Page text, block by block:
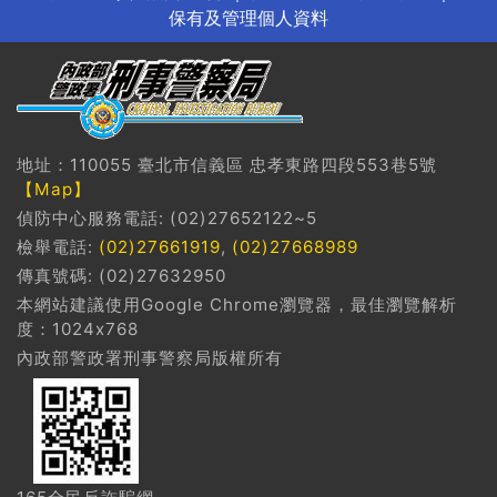
保有及管理個人資料
地址：110055 臺北市信義區 忠孝東路四段553巷5號
【Map】
偵防中心服務電話: (02)27652122~5
檢舉電話: (02)27661919, (02)27668989
傳真號碼: (02)27632950
本網站建議使用Google Chrome瀏覽器，最佳瀏覽解析
度：1024x768
內政部警政署刑事警察局版權所有